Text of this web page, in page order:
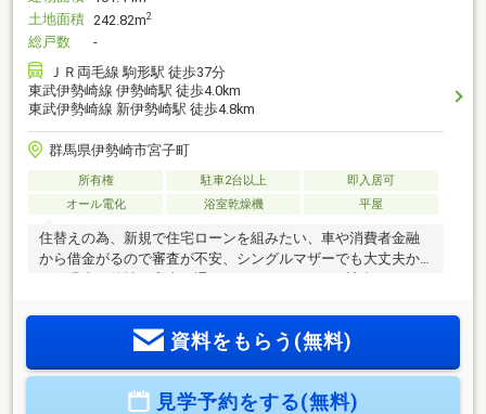
土地面積 242.82m2
総戸数
-
ＪＲ両毛線 駒形駅 徒歩37分
東武伊勢崎線 伊勢崎駅 徒歩4.0km
東武伊勢崎線 新伊勢崎駅 徒歩4.8km
群馬県伊勢崎市宮子町
所有権 駐車2台以上
即入居可
オール電化
浴室乾燥機 平屋
住替えの為、新規で住宅ローンを組みたい、車や消費者金融
から借金がるので審査が不安、シングルマザーでも大丈夫か
な、過去に他社で審査が通らなかった、 1つでも該当していた
資料をもらう(無料)
見学予約をする(無料)